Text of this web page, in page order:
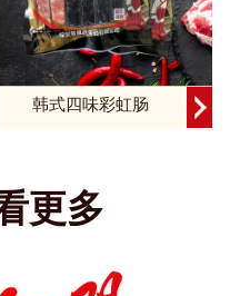
韩式四味彩虹肠
更多